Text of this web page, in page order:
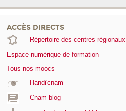
ACCÈS DIRECTS
Répertoire des centres régionaux
Espace numérique de formation
Tous nos moocs
Handi'cnam
Cnam blog